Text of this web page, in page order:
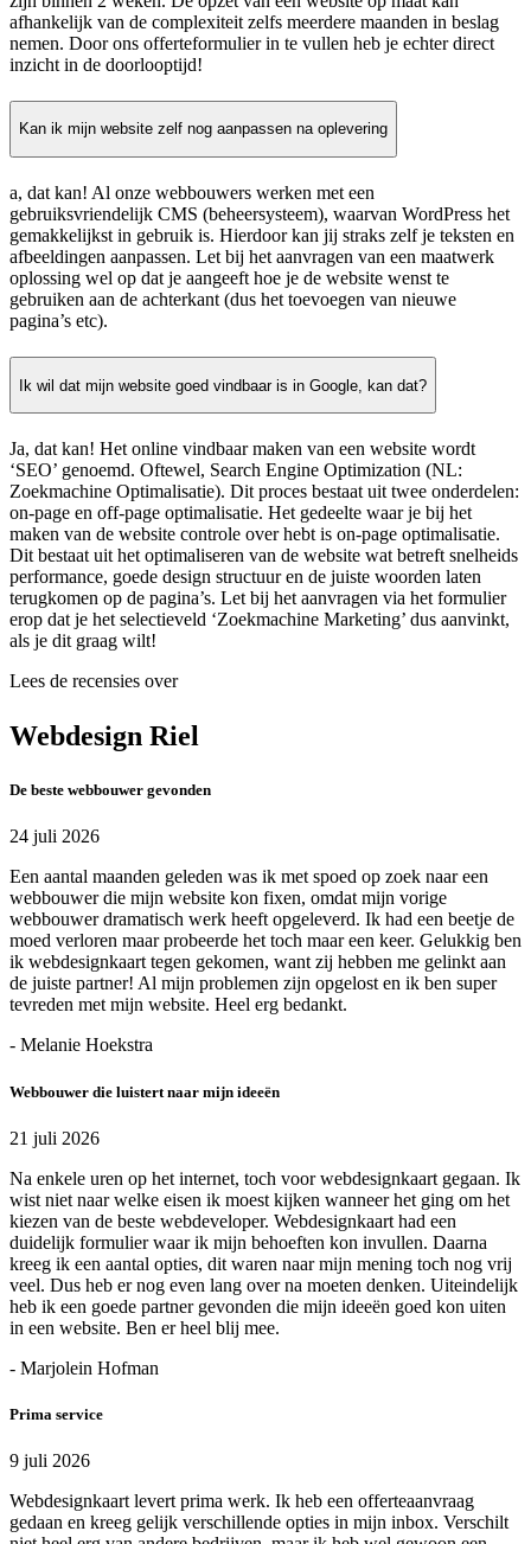
afhankelijk van de complexiteit zelfs meerdere maanden in beslag
nemen. Door ons offerteformulier in te vullen heb je echter direct
inzicht in de doorlooptijd!
Kan ik mijn website zelf nog aanpassen na oplevering
a, dat kan! Al onze webbouwers werken met een
gebruiksvriendelijk CMS (beheersysteem), waarvan WordPress het
gemakkelijkst in gebruik is. Hierdoor kan jij straks zelf je teksten en
afbeeldingen aanpassen. Let bij het aanvragen van een maatwerk
oplossing wel op dat je aangeeft hoe je de website wenst te
gebruiken aan de achterkant (dus het toevoegen van nieuwe
pagina’s etc).
Ik wil dat mijn website goed vindbaar is in Google, kan dat?
Ja, dat kan! Het online vindbaar maken van een website wordt
‘SEO’ genoemd. Oftewel, Search Engine Optimization (NL:
Zoekmachine Optimalisatie). Dit proces bestaat uit twee onderdelen:
on-page en off-page optimalisatie. Het gedeelte waar je bij het
maken van de website controle over hebt is on-page optimalisatie.
Dit bestaat uit het optimaliseren van de website wat betreft snelheids
performance, goede design structuur en de juiste woorden laten
terugkomen op de pagina’s. Let bij het aanvragen via het formulier
erop dat je het selectieveld ‘Zoekmachine Marketing’ dus aanvinkt,
als je dit graag wilt!
Lees de recensies over
Webdesign Riel
De beste webbouwer gevonden
24 juli 2026
Een aantal maanden geleden was ik met spoed op zoek naar een
webbouwer die mijn website kon fixen, omdat mijn vorige
webbouwer dramatisch werk heeft opgeleverd. Ik had een beetje de
moed verloren maar probeerde het toch maar een keer. Gelukkig ben
ik webdesignkaart tegen gekomen, want zij hebben me gelinkt aan
de juiste partner! Al mijn problemen zijn opgelost en ik ben super
tevreden met mijn website. Heel erg bedankt.
- Melanie Hoekstra
Webbouwer die luistert naar mijn ideeën
21 juli 2026
Na enkele uren op het internet, toch voor webdesignkaart gegaan. Ik
wist niet naar welke eisen ik moest kijken wanneer het ging om het
kiezen van de beste webdeveloper. Webdesignkaart had een
duidelijk formulier waar ik mijn behoeften kon invullen. Daarna
kreeg ik een aantal opties, dit waren naar mijn mening toch nog vrij
veel. Dus heb er nog even lang over na moeten denken. Uiteindelijk
heb ik een goede partner gevonden die mijn ideeën goed kon uiten
in een website. Ben er heel blij mee.
- Marjolein Hofman
Prima service
9 juli 2026
Webdesignkaart levert prima werk. Ik heb een offerteaanvraag
gedaan en kreeg gelijk verschillende opties in mijn inbox. Verschilt